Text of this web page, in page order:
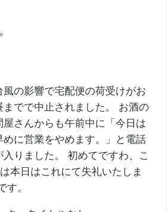
風の影響で宅配便の荷受けがお
までで中止されました。 お酒の
屋さんからも午前中に「今日は
めに営業をやめます。」と電話
入りました。 初めてですわ、こ
本日はこれにて失礼いたしま
す。